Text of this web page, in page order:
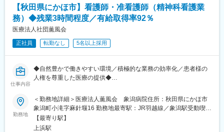
・月3時間程度の残業と有給取得率92％とバランスの取れた働き
方ができます。
・介護休暇やリフレッシュ休暇など、介護や育児の方々も安心し
て就業いただける環境です。
・賞与は4カ月分です。人事考課を導入しており、頑張ったら頑張
った分評価される環境です。
・手当などの福利厚生も充実しており、安心いて働ける環境が整
っております。
■介護老人保健施設「栗山荘」の特徴：
テーション、その他必要な医療と日常生活上のお世話などの介護
保健施設サービスを提供することで、入所者の能力に応じた日常
生活を営むことができるようにし、1日でも早く家庭での生活に戻
ることができるように支援すること、また、利用者の方が居宅で
【秋田県にかほ市】看護師・准看護師（精神科看護業
務）◆残業3時間程度／有給取得率92％
医療法人社団薫風会
正社員 転勤なし 5名以上採用
仕事内容
◆自然豊かで働きやすい環境／積極的な業務の効率化／患者様の
人権を尊重した医療の提供◆
■職務内容
看護師には病棟での看護業務を担当していただきます。具体的に
は、入院患者さんの日常生活援助、バイタルサイン測定、診察補
助、内服薬の管理などの業務があります。
勤務地
＜勤務地詳細＞医療法人薫風会 象潟病院住所：秋田県にかほ市
象潟町小滝字麻針堰16 勤務地最寄駅：JR羽越線／象潟駅受動喫煙
対策：屋内全面禁煙変更の範囲：無
【最寄り駅】
上浜駅